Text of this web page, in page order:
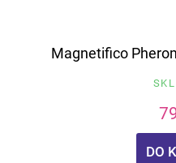
Magnetifico
DO